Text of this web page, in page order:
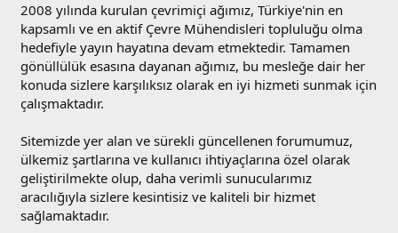
2008 yılında kurulan çevrimiçi ağımız, Türkiye'nin en
kapsamlı ve en aktif Çevre Mühendisleri topluluğu olma
hedefiyle yayın hayatına devam etmektedir. Tamamen
gönüllülük esasına dayanan ağımız, bu mesleğe dair her
konuda sizlere karşılıksız olarak en iyi hizmeti sunmak için
çalışmaktadır.
Sitemizde yer alan ve sürekli güncellenen forumumuz,
ülkemiz şartlarına ve kullanıcı ihtiyaçlarına özel olarak
geliştirilmekte olup, daha verimli sunucularımız
aracılığıyla sizlere kesintisiz ve kaliteli bir hizmet
sağlamaktadır.